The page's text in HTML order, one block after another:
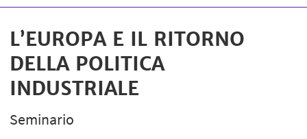
L’EUROPA E IL RITORNO
DELLA POLITICA
INDUSTRIALE
Seminario